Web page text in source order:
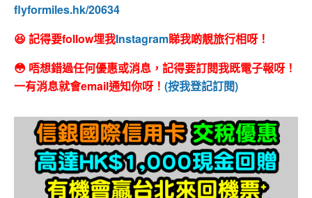
flyformiles.hk/20634
😆 記得要follow埋我Instagram睇我啲靚旅行相呀！
😳 唔想錯過任何優惠或消息，記得要訂閱我既電子報呀！
一有消息就會email通知你呀！ (按我登記訂閱)